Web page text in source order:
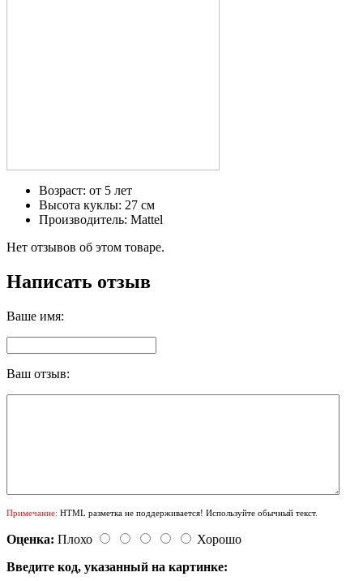
Возраст: от 5 лет
Высота куклы: 27 см
Производитель: Mattel
Нет отзывов об этом товаре.
Написать отзыв
Ваше имя:
Ваш отзыв:
Примечание: HTML разметка не поддерживается! Используйте обычный текст.
Оценка: Плохо
Хорошо
Введите код, указанный на картинке: